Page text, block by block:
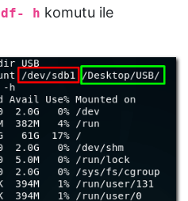
df- h komutu ile